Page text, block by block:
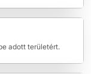
adott területért.